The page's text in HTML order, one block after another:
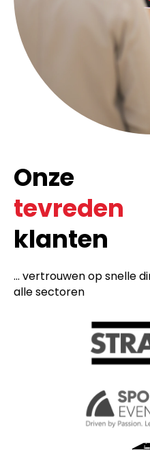
Onze
tevreden
klanten
... vertrouwen op snelle
alle sectoren